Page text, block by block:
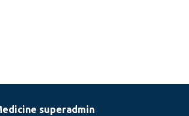
superadmin